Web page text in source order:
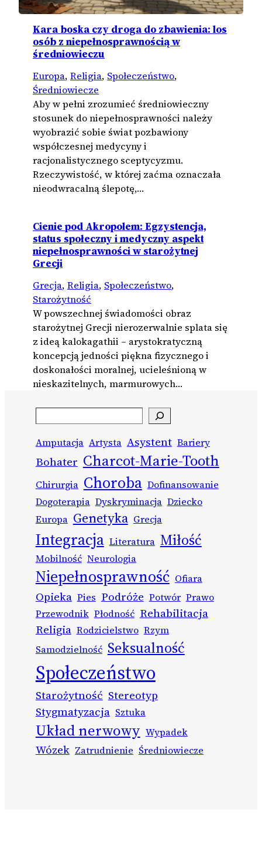
Kara boska czy droga do zbawienia: los
osób z niepełnosprawnością w
średniowieczu
Europa, Religia, Społeczeństwo
Średniowiecze
Aby w pełni zrozumieć średniowieczny
stosunek do niepełnosprawności należy
wyobrazić sobie świat pozbawiony
współczesnej medycyny i
racjonalistycznego sceptycyzmu.
Rzeczywistość, w której zaćma oznaczała
nieodwracalną ślepotę,…
Cienie pod Akropolem: Egzystencja,
status społeczny i medyczny aspekt
niepełnosprawności w starożytnej
Grecji
Grecja, Religia, Społeczeństwo
Starożytność
W powszechnej świadomości obraz
starożytnej Grecji nierozerwalnie splata się
z ideą kalokagathii – arystokratyczną
koncepcją jedności piękna fizycznego i
doskonałości moralnej, ucieleśnioną w
nieskazitelnych, marmurowych…
Amputacja Artysta Asystent Bariery
Bohater Charcot-Marie-Tooth
Chirurgia Choroba Dofinansowanie
Dogoterapia Dyskryminacja Dziecko
Europa Genetyka Grecja
Integracja Literatura Miłość
Mobilność Neurologia
Niepełnosprawność Ofiara
Opieka Pies Podróże Potwór Prawo
Przewodnik Płodność Rehabilitacja
Religia Rodzicielstwo Rzym
Samodzielność Seksualność
Społeczeństwo
Starożytność Stereotyp
Stygmatyzacja Sztuka
Układ nerwowy Wypadek
Wózek Zatrudnienie Średniowiecze